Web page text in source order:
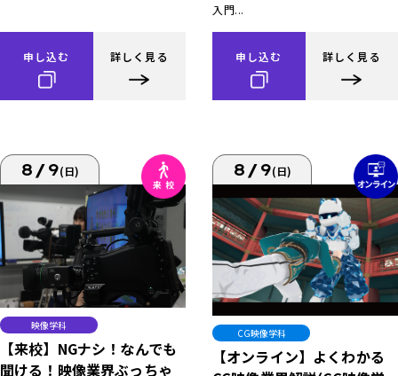
申し込む 詳しく見る
入門...
申し込む 詳しく見る
8/9(日)
映像学科
【来校】NGナシ！なんでも
聞ける！映像業界ぶっちゃ
8/9(日)
CG映像学科
【オンライン】よくわかる